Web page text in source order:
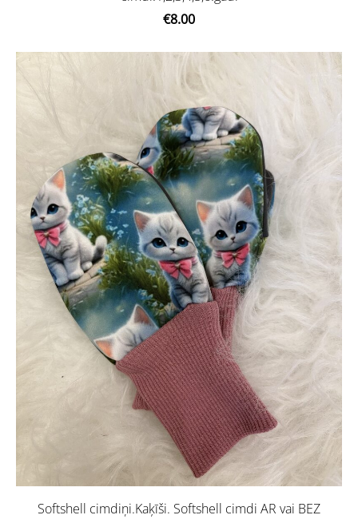
€8.00
Softshell cimdiņi.Kaķīši. Softshell cimdi AR vai BEZ